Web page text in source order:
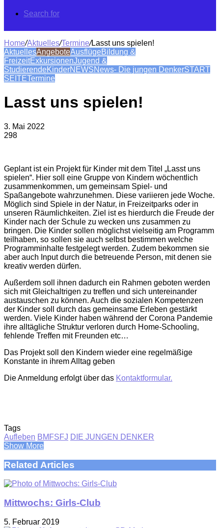
Search for
Home/Aktuelles/Termine/Lasst uns spielen!
AktuellesAngeboteAusflügeBildung &
FreizeitExkursionenJugend &
StudierendeKinderNEWSNews- Die jungen DenkerSTART
SEITETermine
Lasst uns spielen!
3. Mai 2022
298
Geplant ist ein Projekt für Kinder mit dem Titel „Lasst uns
spielen“. Hier soll eine Gruppe von Kindern wöchentlich
zusammenkommen, um gemeinsam Spiel- und
Spaßangebote wahrzunehmen. Diese variieren jede Woche.
Möglich sind Spiele in der Natur, in Freizeitparks oder in
unseren Räumlichkeiten. Ziel ist es hierdurch die Freude der
Kinder nach der Schule zu wecken uns zusammen zu
bringen. Die Kinder sollen möglichst vielseitig am Programm
teilhaben, so sollen sie auch selbst bestimmen welche
Programminhalte festgelegt werden. Zudem bekommen sie
aber auch Input durch die betreuende Person, mit denen sie
kreativ werden dürfen.
Außerdem soll ihnen dadurch ein Rahmen geboten werden
sich mit Gleichaltrigen zu treffen und sich untereinander
austauschen zu können. Auch die sozialen Kompetenzen
der Kinder soll durch das gemeinsame Erleben gestärkt
werden. Viele Kinder haben während der Corona Pandemie
ihre alltägliche Struktur verloren durch Home-Schooling,
fehlende Treffen mit Freunden etc…
Das Projekt soll den Kindern wieder eine regelmäßige
Konstante in ihrem Alltag geben
Die Anmeldung erfolgt über das Kontaktformular.
Tags
Aufleben BMFSFJ DIE JUNGEN DENKER
Show More
Related Articles
Mittwochs: Girls-Club
5. Februar 2019